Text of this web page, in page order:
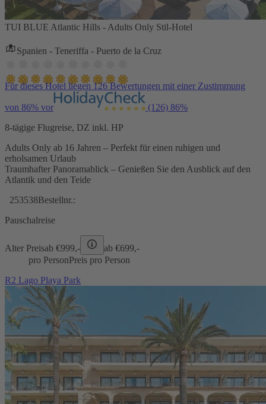
TUI BLUE Atlantic Hills - Adults Only Stil-Hotel
Spanien - Teneriffa - Puerto de la Cruz
Für dieses Hotel liegen 126 Bewertungen mit einer Zustimmung
von 86% vor (126) 86%
8-tägige Flugreise, DZ inkl. HP
Adults Only ab 16 Jahren – Perfekt für einen ruhigen und
erholsamen Urlaub
Traumhafter Panoramablick – Genießen Sie den Ausblick auf den
Atlantik und den Teide
253538Bestellnr.:
Pauschalreise
Alter Preisab €999,- ab €699,-
pro PersonPreis pro Person
R2 Lago Playa Park